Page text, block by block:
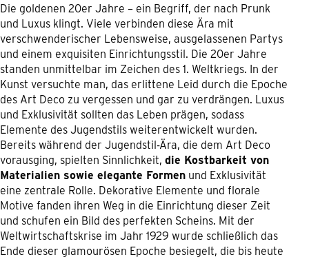
Die goldenen 20er Jahre – ein Begriff, der nach Prunk
und Luxus klingt. Viele verbinden diese Ära mit
verschwenderischer Lebensweise, ausgelassenen Partys
und einem exquisiten Einrichtungsstil. Die 20er Jahre
standen unmittelbar im Zeichen des 1. Weltkriegs. In der
Kunst versuchte man, das erlittene Leid durch die Epoche
des Art Deco zu vergessen und gar zu verdrängen. Luxus
und Exklusivität sollten das Leben prägen, sodass
Elemente des Jugendstils weiterentwickelt wurden.
Bereits während der Jugendstil-Ära, die dem Art Deco
vorausging, spielten Sinnlichkeit, die Kostbarkeit von
Materialien sowie elegante Formen und Exklusivität
eine zentrale Rolle. Dekorative Elemente und florale
Motive fanden ihren Weg in die Einrichtung dieser Zeit
und schufen ein Bild des perfekten Scheins. Mit der
Weltwirtschaftskrise im Jahr 1929 wurde schließlich das
Ende dieser glamourösen Epoche besiegelt, die bis heute